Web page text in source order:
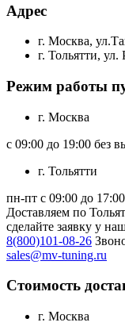
Адрес
г. Москва,
г. Тольятти,
Режим работы
г. Москва
с 09:00 до 19:00 без
г. Тольятти
пн-пт с 09:00 до
Доставляем по
сделайте заявку у
8(800)101-08-26
sales@mv-tuning.ru
Стоимость
г. Москва